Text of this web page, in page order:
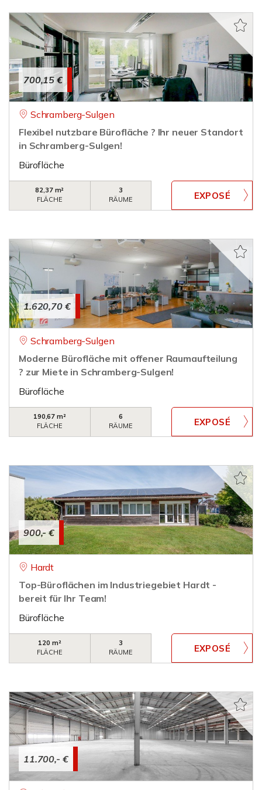
700,15 €
Schramberg-Sulgen
Flexibel nutzbare Bürofläche ? Ihr neuer Standort
in Schramberg-Sulgen!
Bürofläche
82,37 m²
FLÄCHE
3
RÄUME
1.620,70 €
Schramberg-Sulgen
Moderne Bürofläche mit offener Raumaufteilung
? zur Miete in Schramberg-Sulgen!
Bürofläche
190,67 m²
FLÄCHE
6
RÄUME
900,- €
Hardt
Top-Büroflächen im Industriegebiet Hardt -
bereit für Ihr Team!
Bürofläche
120 m²
FLÄCHE
3
RÄUME
11.700,- €